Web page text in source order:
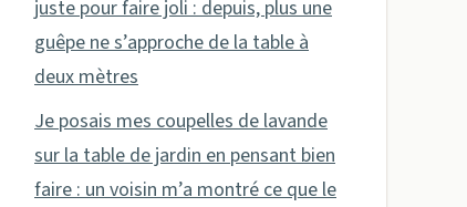
juste pour faire joli : depuis, plus une
guêpe ne s’approche de la table à
deux mètres
Je posais mes coupelles de lavande
sur la table de jardin en pensant bien
faire : un voisin m’a montré ce que le